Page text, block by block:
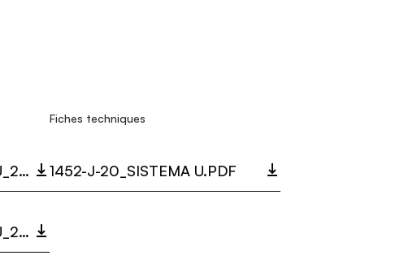
1452-J-20-NE_SISTEMA_U_20DEGREE_DARKLIGHT_LC.ZIP
1452-J-20-NE_SISTEMA_U_20DEGREE_LC.ZIP
Fiches techniques
1452-J-20_SISTEMA U.PDF